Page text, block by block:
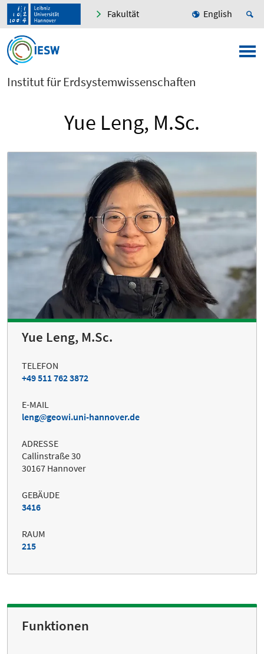
Fakultät English
Institut für Erdsystemwissenschaften
Yue Leng, M.Sc.
Yue Leng, M.Sc.
TELEFON
+49 511 762 3872
E-MAIL
leng
geowi.uni-hannover.de
ADRESSE
Callinstraße 30
30167 Hannover
GEBÄUDE
3416
RAUM
215
Funktionen